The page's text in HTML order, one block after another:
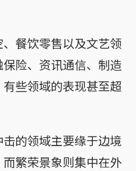
餐饮零售以及文艺领
险、资讯通信、制造
些领域的表现甚至超
的领域主要缘于边境
繁荣景象则集中在外